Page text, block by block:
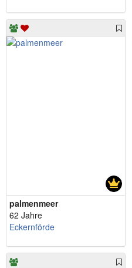
palmenmeer
62 Jahre
Eckernförde